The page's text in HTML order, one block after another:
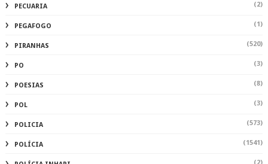
PECUARIA (2)
PEGAFOGO (1)
PIRANHAS (520)
PO (3)
POESIAS (8)
POL (3)
POLICIA (573)
POLÍCIA (1541)